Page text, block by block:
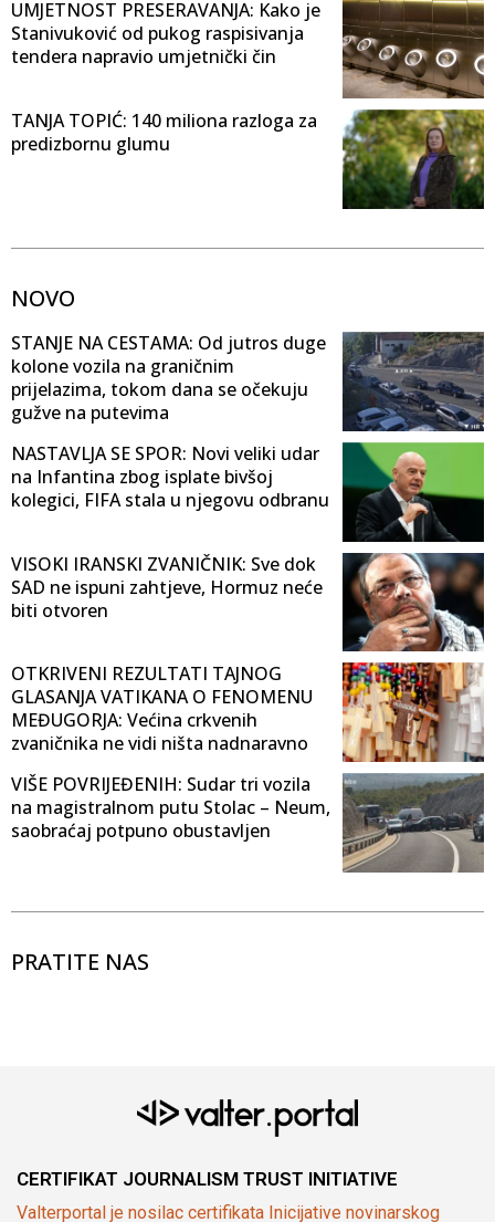
UMJETNOST PRESERAVANJA: Kako je
Stanivuković od pukog raspisivanja
tendera napravio umjetnički čin
TANJA TOPIĆ: 140 miliona razloga za
predizbornu glumu
NOVO
STANJE NA CESTAMA: Od jutros duge
kolone vozila na graničnim
prijelazima, tokom dana se očekuju
gužve na putevima
NASTAVLJA SE SPOR: Novi veliki udar
na Infantina zbog isplate bivšoj
kolegici, FIFA stala u njegovu odbranu
VISOKI IRANSKI ZVANIČNIK: Sve dok
SAD ne ispuni zahtjeve, Hormuz neće
biti otvoren
OTKRIVENI REZULTATI TAJNOG
GLASANJA VATIKANA O FENOMENU
MEĐUGORJA: Većina crkvenih
zvaničnika ne vidi ništa nadnaravno
VIŠE POVRIJEĐENIH: Sudar tri vozila
na magistralnom putu Stolac – Neum,
saobraćaj potpuno obustavljen
PRATITE NAS
CERTIFIKAT JOURNALISM TRUST INITIATIVE
Valterportal je nosilac certifikata Inicijative novinarskog